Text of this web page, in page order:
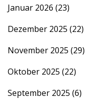
Januar 2026 (23)
Dezember 2025 (22)
November 2025 (29)
Oktober 2025 (22)
September 2025 (6)